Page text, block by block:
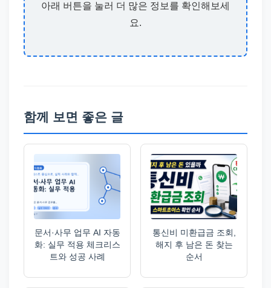
아래 버튼을 눌러 더 많은 정보를 확인해보세
요.
함께 보면 좋은 글
문서·사무 업무 AI 자동
화: 실무 적용 체크리스
트와 성공 사례
통신비 미환급금 조회,
해지 후 남은 돈 찾는
순서